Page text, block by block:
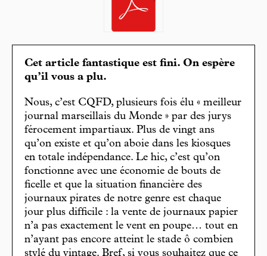
Cet article fantastique est fini. On espère
qu’il vous a plu.
Nous, c’est CQFD, plusieurs fois élu « meilleur
journal marseillais du Monde » par des jurys
férocement impartiaux. Plus de vingt ans
qu’on existe et qu’on aboie dans les kiosques
en totale indépendance. Le hic, c’est qu’on
fonctionne avec une économie de bouts de
ficelle et que la situation financière des
journaux pirates de notre genre est chaque
jour plus difficile : la vente de journaux papier
n’a pas exactement le vent en poupe… tout en
n’ayant pas encore atteint le stade ô combien
stylé du vintage. Bref, si vous souhaitez que ce